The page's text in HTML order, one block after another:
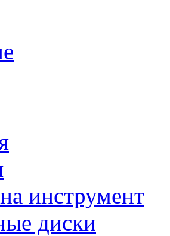
инструмент
диски